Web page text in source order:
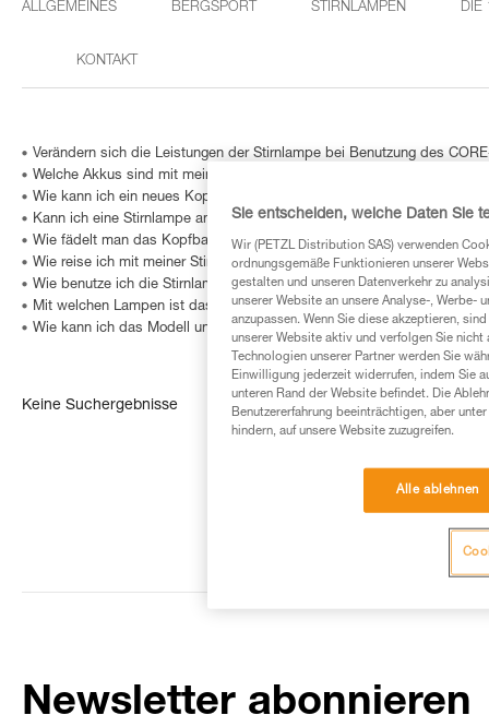
ALLGEMEINES BERGSPORT STIRNLAMPEN DIE
KONTAKT
Verändern sich die Leistungen der Stirnlampe bei Benutzung des
Welche Akkus sind mit meiner Stirnlampe kompatibel?
Wie kann ich ein neues Kopfband bestellen?
Kann ich eine Stirnlampe an meinem Fahrrad anbringen?
Wie fädelt man das Kopfband der Stirnlampen ACTIK/TIKKA/TIKKINA
Wie reise ich mit meiner Stirnlampe im Flugzeug?
Wie benutze ich die Stirnlampe bei Nebel?
Mit welchen Lampen ist das HELMET ADAPT kompatibel?
Wie kann ich das Modell und das Alter meiner Petzl Stirnlampe
Keine Suchergebnisse
Newsletter abonnieren
Sie entscheiden, welche Daten Sie
Wir (PETZL Distribution SAS) verwenden
ordnungsgemäße Funktionieren unserer
gestalten und unseren Datenverkehr zu
unserer Website an unsere Analyse-, Werbe-
anzupassen. Wenn Sie diese akzeptieren,
unserer Website aktiv und verfolgen Sie
Technologien unserer Partner werden Sie
Einwilligung jederzeit widerrufen, indem Sie
unteren Rand der Website befindet. Die
Benutzererfahrung beeinträchtigen, aber
hindern, auf unsere Website zuzugreifen.
Alle ablehnen